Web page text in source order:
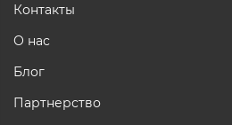
Контакты
О нас
Блог
Партнерство